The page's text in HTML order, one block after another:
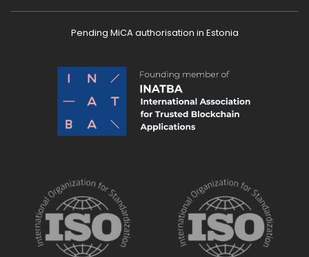
Pending MiCA authorisation in Estonia